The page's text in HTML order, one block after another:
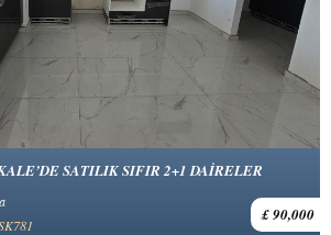
SATILIK SIFIR 2+1 DAİRELER
£ 90,000